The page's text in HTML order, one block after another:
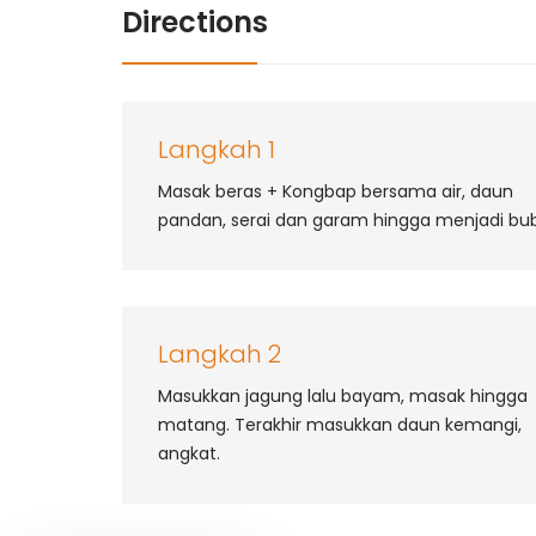
Directions
Langkah 1
Masak beras + Kongbap bersama air, daun
pandan, serai dan garam hingga menjadi
Langkah 2
Masukkan jagung lalu bayam, masak hingga
matang. Terakhir masukkan daun kemangi,
angkat.
CV Herba Liem Putra